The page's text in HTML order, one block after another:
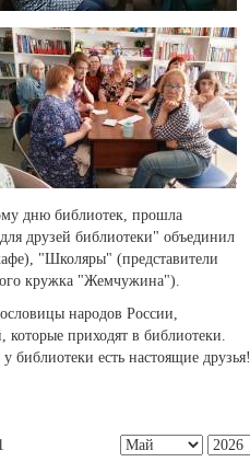
дню библиотек, прошла
друзей библиотеки" объединил
"Школяры" (представители
кружка "Жемчужина").
народов России,
которые приходят в библиотеки.
библиотеки есть настоящие друзья!